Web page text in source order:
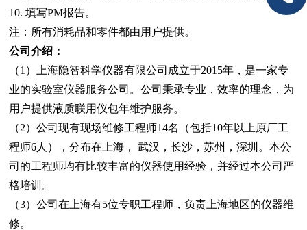
10. 填写PM报告。
注：所有消耗品和零件都由用户提供。
公司介绍：
（1）上海隐智科学仪器有限公司成立于2015年，是一家专
业的实验室仪器服务公司。公司秉承专业，效率的理念，为
用户提供液质联用仪包年维护服务。
（2）公司现有现场维修工程师14名（包括10年以上原厂工
程师6人），分布在上海， 武汉，长沙，苏州，深圳。本公
司的工程师均有比较丰富的仪器使用经验，并经过本公司严
格培训。
（3）公司在上海有5位专职工程师，负责上海地区的仪器维
修。